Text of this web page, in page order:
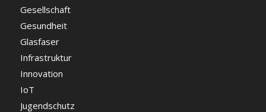
Gesellschaft
Gesundheit
Glasfaser
Infrastruktur
Innovation
IoT
Jugendschutz